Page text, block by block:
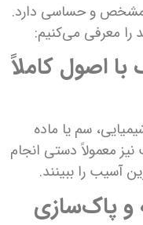
مشخص و حساسی دارد.
را معرفی می‌کنیم:
با اصول کاملاً
سم یا ماده
معمولاً دستی انجام
آسیب را ببینند.